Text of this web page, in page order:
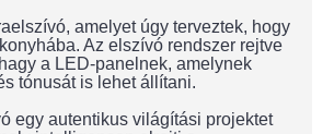
amelyet úgy terveztek, hogy
Az elszívó rendszer rejtve
a LED-panelnek, amelynek
tónusát is lehet állítani.
egy autentikus világítási projektet